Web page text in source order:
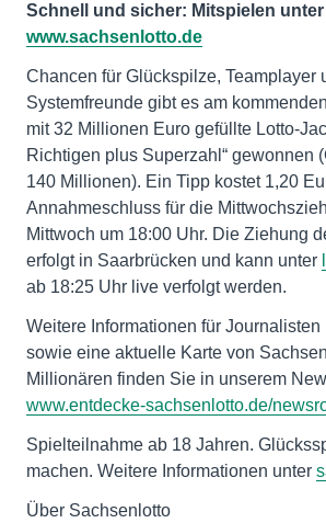
Schnell und sicher: Mitspielen unter
www.sachsenlotto.de
Chancen für Glückspilze, Teamplayer
Systemfreunde gibt es am
mit 32 Millionen Euro gefüllte Lotto-
Richtigen plus Superzahl“ gewonnen
140 Millionen). Ein Tipp kostet 1,20
Annahmeschluss für die
Mittwoch um 18:00 Uhr. Die Ziehung
erfolgt in Saarbrücken und kann unter
ab 18:25 Uhr live verfolgt werden.
Weitere Informationen für Journalisten
sowie eine aktuelle Karte von
Millionären finden Sie in unserem
www.entdecke-sachsenlotto.de/
Spielteilnahme ab 18 Jahren.
machen. Weitere Informationen unter
Über Sachsenlotto